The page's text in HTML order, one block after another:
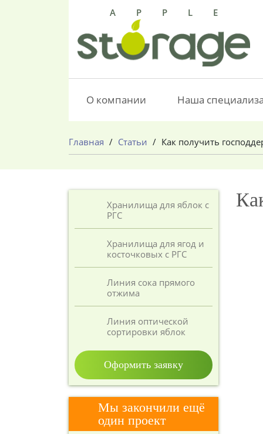
APPLE
О компании Наша
Главная / Статьи / Как получить
Хранилища для яблок с
РГС
Хранилища для ягод и
косточковых с РГС
Линия сока прямого
отжима
Линия оптической
сортировки яблок
Оформить заявку
Мы закончили ещё
один проект